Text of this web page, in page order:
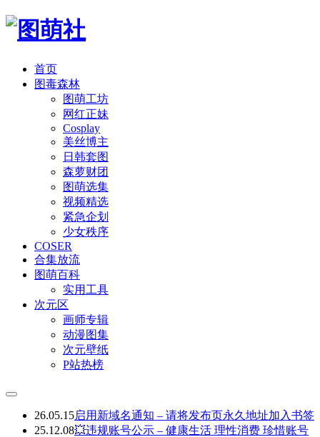
首页
图毒森林
图萌工坊
网红正妹
Cosplay
美丝博主
日韩套图
森萝财团
图萌选集
视频精选
紧急企划
少女秩序
COSER
合集放流
图萌百科
实用工具
次元区
画师专辑
动漫图集
次元壁纸
P站热榜
26.05.15启用新域名通知 – 请将发布页永久地址加入书签
25.12.08💥违规账号公示 – 健康生活 理性消费 珍惜账号